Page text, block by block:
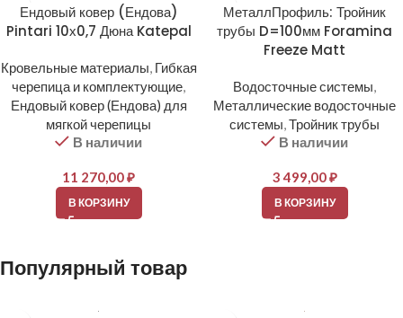
Ендовый ковер (Ендова)
Pintari 10х0,7 Дюна Katepal
Кровельные материалы, Гибкая
черепица и комплектующие,
Ендовый ковер (Ендова) для
мягкой черепицы
В наличии
11 270,00₽
В КОРЗИНУ
МеталлПрофиль: Тройник
трубы D=100мм Foramina
Freeze Matt
Водосточные системы,
Металлические водосточные
системы,Тройник трубы
В наличии
3 499,00₽
В КОРЗИНУ
Популярный товар